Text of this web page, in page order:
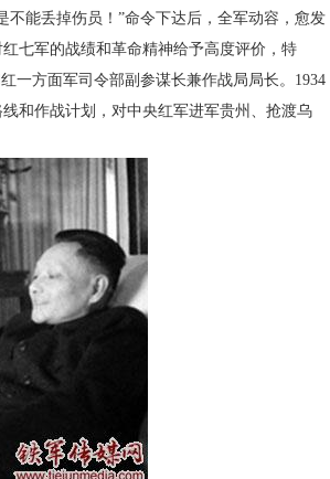
能丢掉伤员！”命令下达后，全军动容，愈发
七军的战绩和革命精神给予高度评价，特
一方面军司令部副参谋长兼作战局局长。1934
和作战计划，对中央红军进军贵州、抢渡乌